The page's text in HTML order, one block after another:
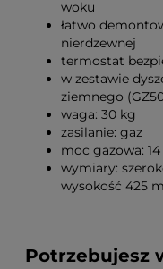
woku
łatwo
nierdzewnej
termostat
w zestawie
ziemnego
waga: 30 kg
zasilanie: gaz
moc gazowa:
wymiary:
wysokość 425
Potrzebujesz